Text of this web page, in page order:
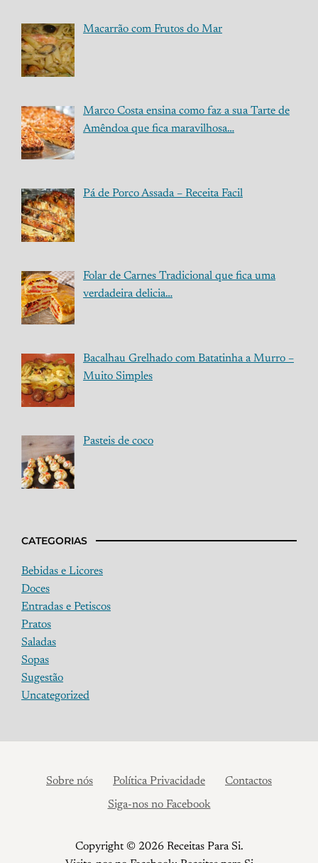
Macarrão com Frutos do Mar
Marco Costa ensina como faz a sua Tarte de
Amêndoa que fica maravilhosa…
Pá de Porco Assada – Receita Facil
Folar de Carnes Tradicional que fica uma
verdadeira delicia…
Bacalhau Grelhado com Batatinha a Murro –
Muito Simples
Pasteis de coco
CATEGORIAS
Bebidas e Licores
Doces
Entradas e Petiscos
Pratos
Saladas
Sopas
Sugestão
Uncategorized
Copyright © 2026 Receitas Para Si.
Sobre nós Política Privacidade Contactos
Siga-nos no Facebook